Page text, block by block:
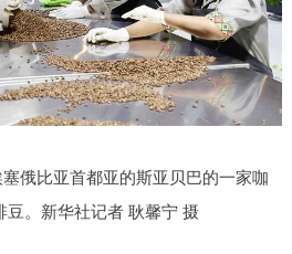
俄比亚首都亚的斯亚贝巴的一家咖
。新华社记者 耿馨宁 摄